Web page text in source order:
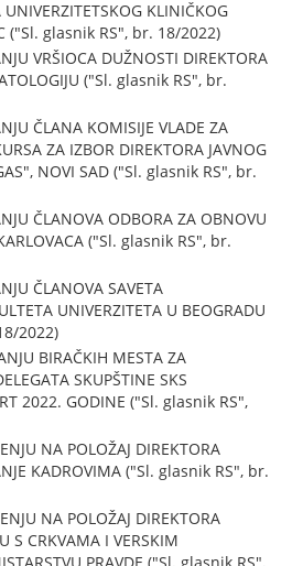
KLINIČKOG
("Sl. glasnik RS", br. 18/2022)
VRŠIOCA DUŽNOSTI DIREKTORA
("Sl. glasnik RS", br.
ČLANA KOMISIJE VLADE ZA
ZA IZBOR DIREKTORA JAVNOG
NOVI SAD ("Sl. glasnik RS", br.
ČLANOVA ODBORA ZA OBNOVU
("Sl. glasnik RS", br.
ČLANOVA SAVETA
UNIVERZITETA U BEOGRADU
2022)
BIRAČKIH MESTA ZA
SKUPŠTINE SKS
2022. GODINE ("Sl. glasnik RS",
NA POLOŽAJ DIREKTORA
KADROVIMA ("Sl. glasnik RS", br.
NA POLOŽAJ DIREKTORA
S CRKVAMA I VERSKIM